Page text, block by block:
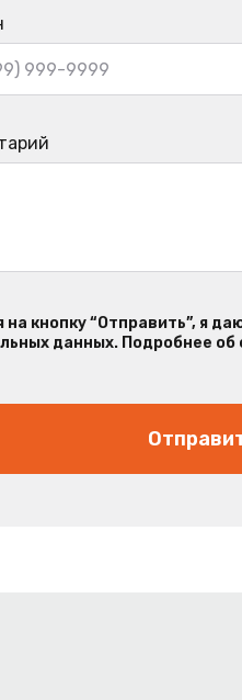
на кнопку “Отправить”, я
данных. Подробнее об